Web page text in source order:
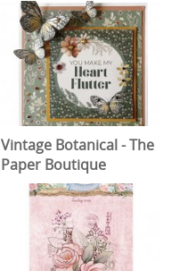
Vintage Botanical - The
Paper Boutique